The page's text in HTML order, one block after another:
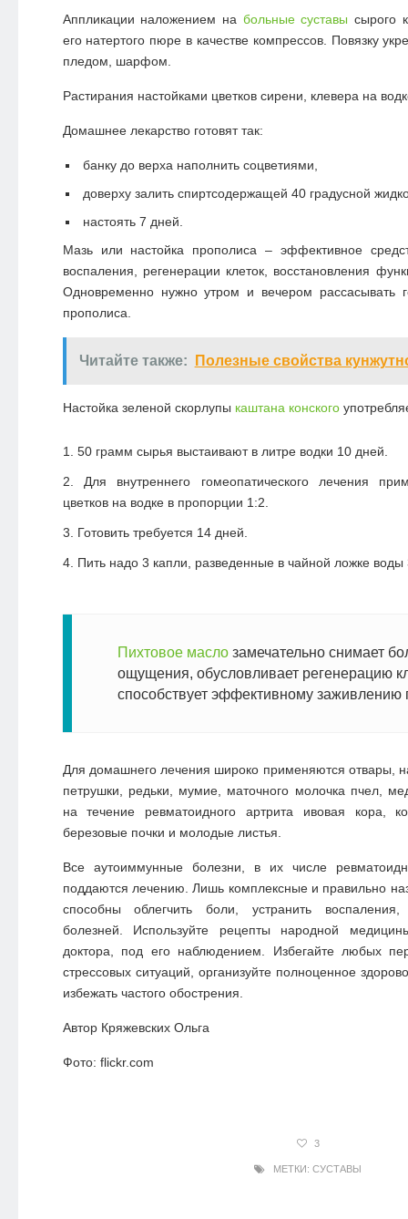
Аппликации наложением на больные суставы сырого
его натертого пюре в качестве компрессов. Повязку
пледом, шарфом.
Растирания настойками цветков сирени, клевера на
Домашнее лекарство готовят так:
банку до верха наполнить соцветиями,
доверху залить спиртсодержащей 40 градусной
настоять 7 дней.
Мазь или настойка прополиса – эффективное
воспаления, регенерации клеток, восстановления
Одновременно нужно утром и вечером рассасывать
прополиса.
Читайте также: Полезные свойства
Настойка зеленой скорлупы каштана конского
50 грамм сырья выстаивают в литре водки 10 дней.
Для внутреннего гомеопатического лечения
цветков на водке в пропорции 1:2.
Готовить требуется 14 дней.
Пить надо 3 капли, разведенные в чайной ложке воды
Пихтовое маслозамечательно снимает
ощущения, обусловливает регенерацию
способствует эффективному заживлению
Для домашнего лечения широко применяются отвары,
петрушки, редьки, мумие, маточного молочка пчел,
на течение ревматоидного артрита ивовая кора,
березовые почки и молодые листья.
Все аутоиммунные болезни, в их числе
поддаются лечению. Лишь комплексные и правильно
способны облегчить боли, устранить воспаления,
болезней. Используйте рецепты народной
доктора, под его наблюдением. Избегайте любых
стрессовых ситуаций, организуйте полноценное
избежать частого обострения.
Автор Кряжевских Ольга
Фото: flickr.com
3
МЕТКИ:СУСТАВЫ